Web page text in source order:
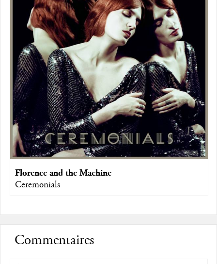
Florence and the Machine
Ceremonials
Commentaires